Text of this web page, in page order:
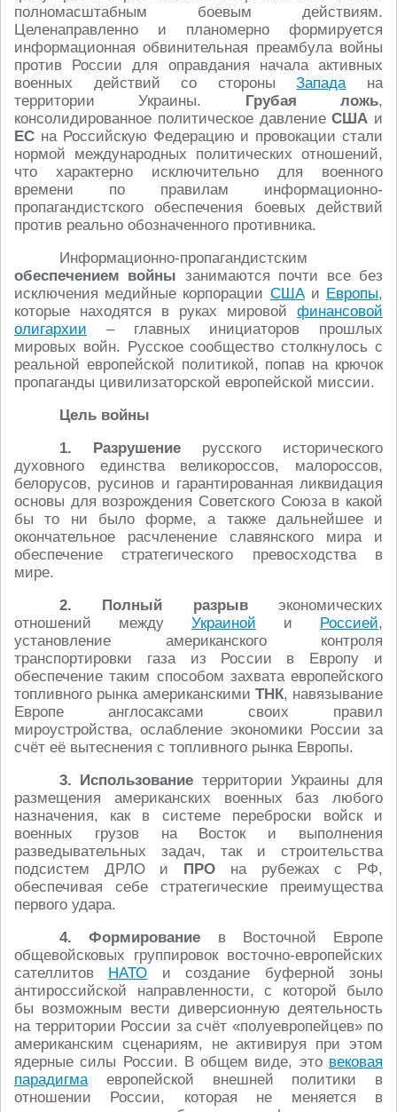
полномасштабным боевым действиям.
Целенаправленно и планомерно формируется
информационная обвинительная преамбула войны
против России для оправдания начала активных
военных действий со стороныЗападана
территории Украины. Грубая ложь,
консолидированное политическое давлениеСША и
ЕС на Российскую Федерацию и провокации стали
нормой международных политических отношений,
что характерно исключительно для военного
времени по правилам информационно-
пропагандистского обеспечения боевых действий
против реально обозначенного противника.
Информационно-пропагандистским
обеспечением войны занимаются почти все без
исключения медийные корпорации СШАи Европы,
которые находятся в руках мировой финансовой
олигархии – главных инициаторов прошлых
мировых войн. Русское сообщество столкнулось с
реальной европейской политикой, попав на крючок
пропаганды цивилизаторской европейской миссии.
Цель войны
1.
Разрушение русского исторического
духовного единства великороссов, малороссов,
белорусов, русинов и гарантированная ликвидация
основы для возрождения Советского Союза в какой
бы то ни было форме, а также дальнейшее и
окончательное расчленение славянского мира и
обеспечение стратегического превосходства в
мире.
2. Полный разрывэкономических
отношений между Украиной и Россией,
установление американского контроля
транспортировки газа из России в Европу и
обеспечение таким способом захвата европейского
топливного рынка американскими ТНК, навязывание
Европе англосаксами своих правил
мироустройства, ослабление экономики России за
счёт её вытеснения с топливного рынка Европы.
3. Использование территории Украины для
размещения американских военных баз любого
назначения, как в системе переброски войск и
военных грузов на Восток и выполнения
разведывательных задач, так и строительства
подсистем ДРЛО и ПРО на рубежах с РФ,
обеспечивая себе стратегические преимущества
первого удара.
4. Формирование в Восточной Европе
общевойсковых группировок восточно-европейских
сателлитов НАТО и создание буферной зоны
антироссийской направленности, с которой было
бы возможным вести диверсионную деятельность
на территории России за счёт «полуевропейцев» по
американским сценариям, не активируя при этом
ядерные силы России. В общем виде, это вековая
парадигмаевропейской внешней политики в
отношении России, которая не меняется в